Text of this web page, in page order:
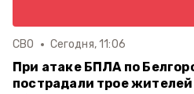
СВО Сегодня, 11:06
При атаке БПЛА по
пострадали трое жителей